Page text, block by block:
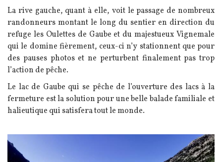
La rive gauche, quant à elle, voit le passage de nombreux
randonneurs montant le long du sentier en direction du
refuge les Oulettes de Gaube et du majestueux Vignemale
qui le domine fièrement, ceux-ci n’y stationnent que pour
des pauses photos et ne perturbent finalement pas trop
l’action de pêche.
Le lac de Gaube qui se pêche de l’ouverture des lacs à la
fermeture est la solution pour une belle balade familiale et
halieutique qui satisfera tout le monde.
Image